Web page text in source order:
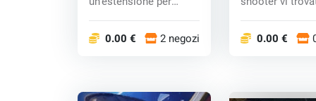
0.00 € 2 negozi 0.00 €